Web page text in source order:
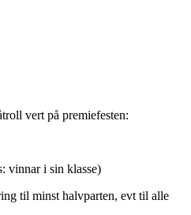
vert på premiefesten:
vinnar i sin klasse)
til minst halvparten, evt til alle